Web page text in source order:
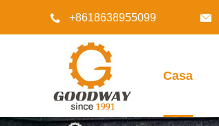
 +8618638955099 
Casa